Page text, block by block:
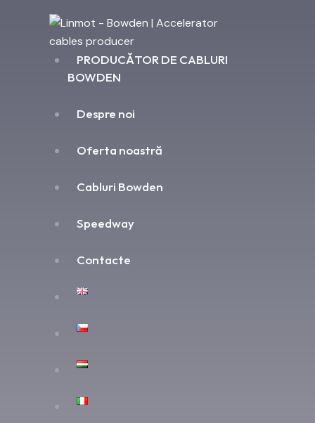
PRODUCĂTOR DE CABLURI
BOWDEN
Despre noi
Oferta noastră
Cabluri Bowden
Speedway
Contacte